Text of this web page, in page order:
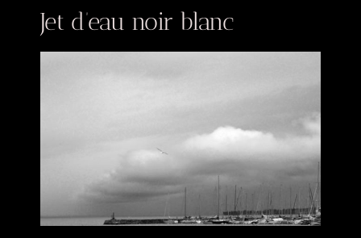
Jet d’eau noir blanc